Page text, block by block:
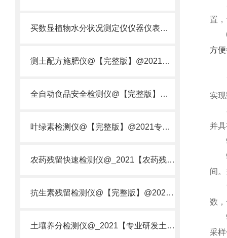
买数显植物水分状况测定仪仪器仪表，就来山东云唐精品货源
测土配方施肥仪@【完整版】@2021专业测土配方施肥仪器仪表
全自动食品安全检测仪@【完整版】@2021专业全自动食品检测仪器仪表
叶绿素检测仪@【完整版】@2021专业叶绿素检测仪器仪表
农药残留快速检测仪@_2021【农药残留检测仪器仪表DE原理】
抗生素残留检测仪@【完整版】@2021专业抗生素残留检测仪器仪表
土壤养分检测仪@_2021【专业研发土壤养分快速检测仪器仪表厂】
置
6
方
7
实
8
并
9
间
数
采